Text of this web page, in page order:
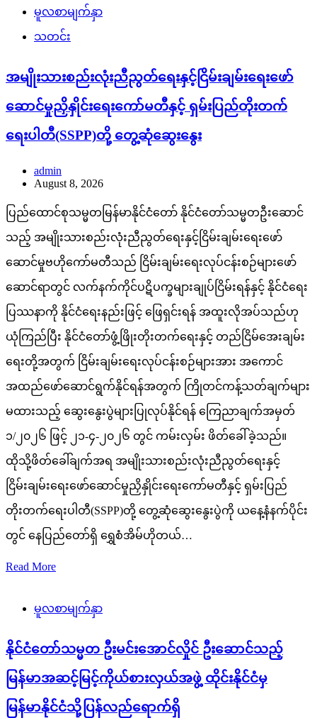
မူလစာမျက်နှာ
သတင်း
အမျိုးသားစည်းလုံးညီညွတ်ရေးနှင့်ငြိမ်းချမ်းရေးဖော်
ဆောင်မှုညှိနှိုင်းရေးကော်မတီနှင့် ရှမ်းပြည်တိုးတက်
ရေးပါတီ(SSPP)တို့ တွေ့ဆုံဆွေးနွေး
admin
August 8, 2026
ပြည်ထောင်စုသမ္မတမြန်မာနိုင်ငံတော် နိုင်ငံတော်သမ္မတဦးဆောင်
သည့် အမျိုးသားစည်းလုံးညီညွတ်ရေးနှင့်ငြိမ်းချမ်းရေးဖော်
ဆောင်မှုဗဟိုကော်မတီသည် ငြိမ်းချမ်းရေးလုပ်ငန်းစဉ်များဖော်
ဆောင်ရာတွင် လက်နက်ကိုင်ပဋိပက္ခများချုပ်ငြိမ်းရန်နှင့် နိုင်ငံရေး
ပြဿနာကို နိုင်ငံရေးနည်းဖြင့် ဖြေရှင်းရန် အထူးလိုအပ်သည်ဟု
ယုံကြည်ပြီး နိုင်ငံတော်ဖွံ့ဖြိုးတိုးတက်ရေးနှင့် တည်ငြိမ်အေးချမ်း
ရေးတို့အတွက် ငြိမ်းချမ်းရေးလုပ်ငန်းစဉ်များအား အကောင်
အထည်ဖော်ဆောင်ရွက်နိုင်ရန်အတွက် ကြိုတင်ကန့်သတ်ချက်များ
မထားသည့် ဆွေးနွေးပွဲများပြုလုပ်နိုင်ရန် ကြေညာချက်အမှတ်
၁/၂၀၂၆ ဖြင့် ၂၁-၄-၂၀၂၆ တွင် ကမ်းလှမ်း ဖိတ်ခေါ်ခဲ့သည်။
ထိုသို့ဖိတ်ခေါ်ချက်အရ အမျိုးသားစည်းလုံးညီညွတ်ရေးနှင့်
ငြိမ်းချမ်းရေးဖော်ဆောင်မှုညှိနှိုင်းရေးကော်မတီနှင့် ရှမ်းပြည်
တိုးတက်ရေးပါတီ(SSPP)တို့ တွေ့ဆုံဆွေးနွေးပွဲကို ယနေ့နံနက်ပိုင်း
တွင် နေပြည်တော်ရှိ ရွှေစံအိမ်ဟိုတယ်…
Read More
မူလစာမျက်နှာ
နိုင်ငံတော်သမ္မတ ဦးမင်းအောင်လှိုင် ဦးဆောင်သည့်
မြန်မာအဆင့်မြင့်ကိုယ်စားလှယ်အဖွဲ့ ထိုင်းနိုင်ငံမှ
မြန်မာနိုင်ငံသို့ပြန်လည်ရောက်ရှိ